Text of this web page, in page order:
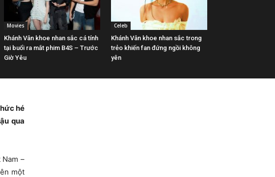
Movies
Khánh Vân khoe nhan sắc cá tính
tại buổi ra mắt phim B4S – Trước
Giờ Yêu
Celeb
Khánh Vân khoe nhan sắc trong
trẻo khiến fan đứng ngồi không
yên
hé
qua
–
một